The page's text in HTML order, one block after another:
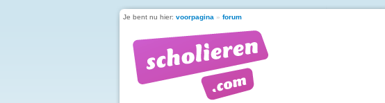
Je bent nu hier: voorpagina » forum